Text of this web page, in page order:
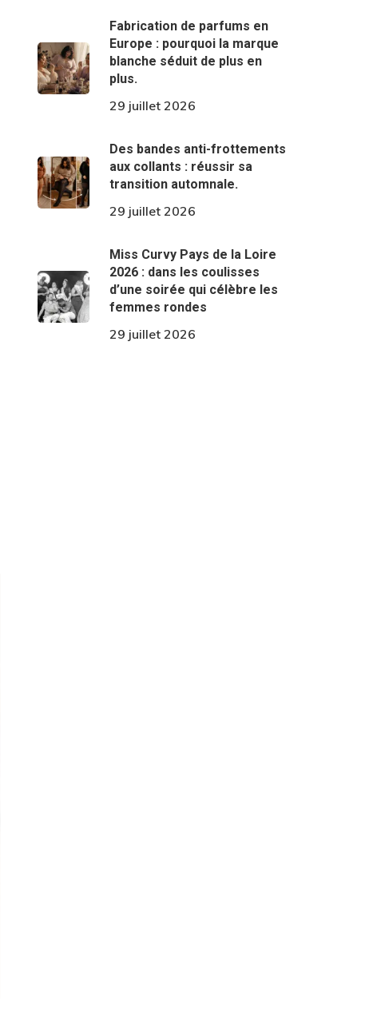
Fabrication de parfums en
Europe : pourquoi la marque
blanche séduit de plus en
plus.
29 juillet 2026
Des bandes anti-frottements
aux collants : réussir sa
transition automnale.
29 juillet 2026
Miss Curvy Pays de la Loire
2026 : dans les coulisses
d’une soirée qui célèbre les
femmes rondes
29 juillet 2026